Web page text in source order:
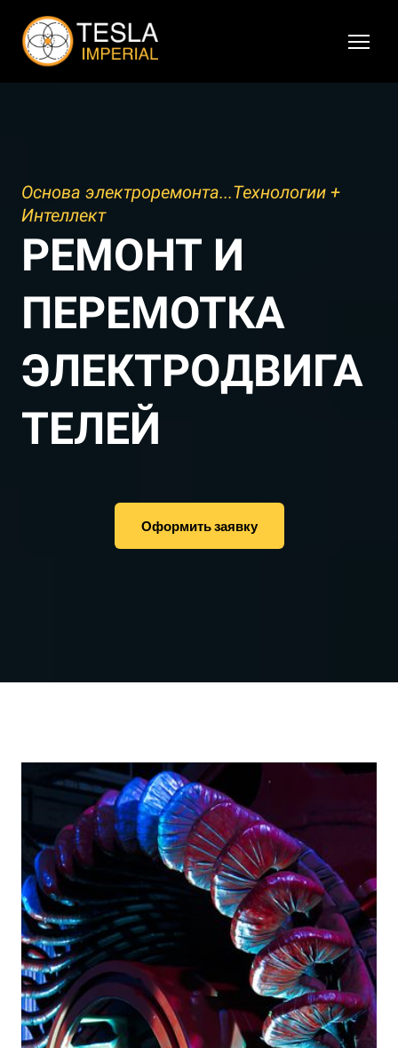
Основа электроремонта...Технологии +
Интеллект
РЕМОНТ И
ПЕРЕМОТКА
ЭЛЕКТРОДВИГА
ТЕЛЕЙ
Оформить заявку